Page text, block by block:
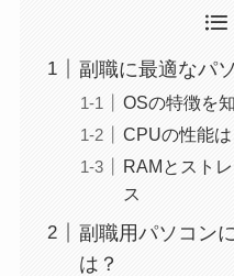
副職に最適なパ
OSの特徴を
CPUの性能
RAMとスト
ス
副職用パソコン
は？